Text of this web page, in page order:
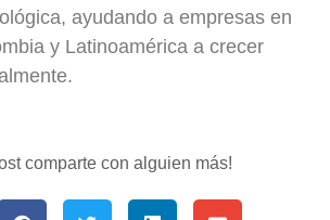
ayudando a empresas en
y Latinoamérica a crecer
comparte con alguien más!